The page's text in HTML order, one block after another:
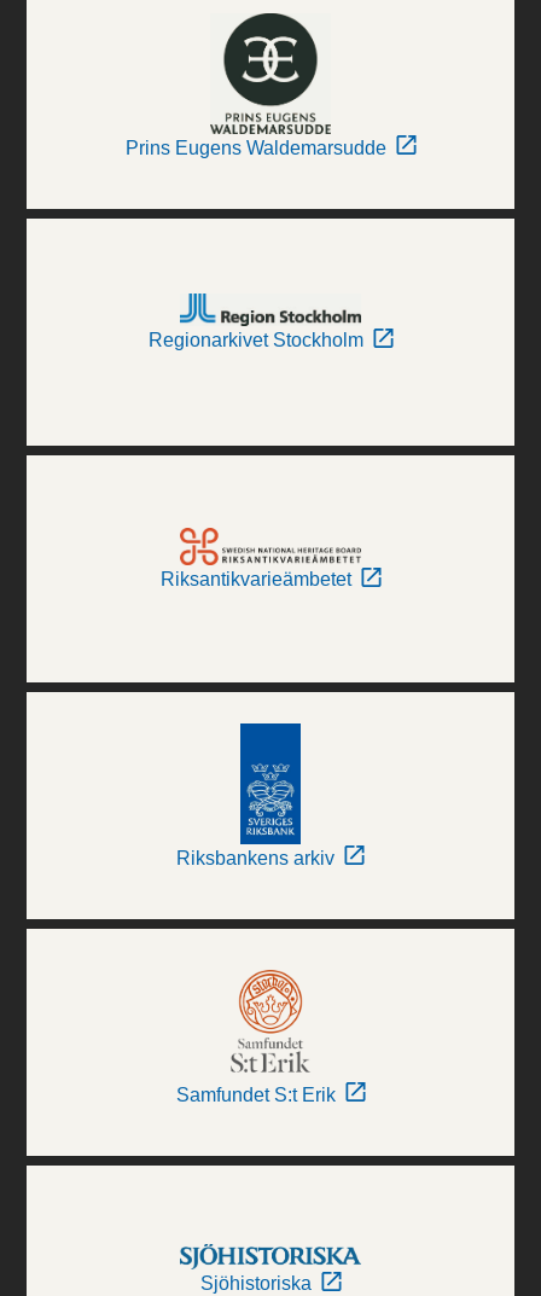
Prins Eugens Waldemarsudde
Regionarkivet Stockholm
Riksantikvarieämbetet
Riksbankens arkiv
Samfundet S:t Erik
Sjöhistoriska